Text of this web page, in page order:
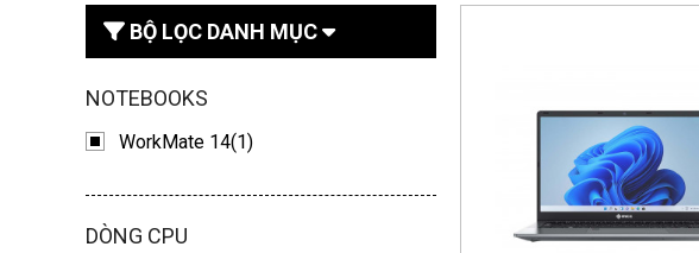
BỘ LỌC DANH MỤC
NOTEBOOKS
WorkMate 14(1)
DÒNG CPU